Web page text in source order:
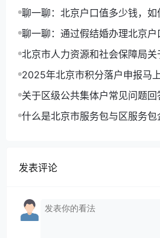
进京入非农业户口
聊一聊：北京户口值多少钱，
口路径
聊一聊：通过假结婚办理北京
北京市人力资源和社会保障局
积分落户申报工作的通告
2025年北京市积分落户申报马
可以拿到北京户口
关于区级公共集体户常见问题
为例）
什么是北京市服务包与区服务包
发表评论